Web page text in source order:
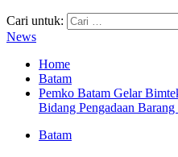
Cari untuk:
News
Home
Batam
Pemko Batam Gelar
Bidang Pengadaan Barang
Batam